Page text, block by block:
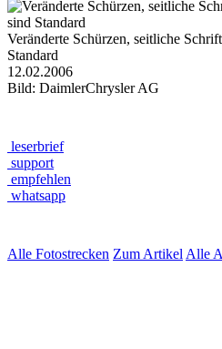
Veränderte Schürzen, seitliche
Standard
12.02.2006
Bild: DaimlerChrysler AG
leserbrief
support
empfehlen
whatsapp
Alle Fotostrecken Zum Artikel Alle